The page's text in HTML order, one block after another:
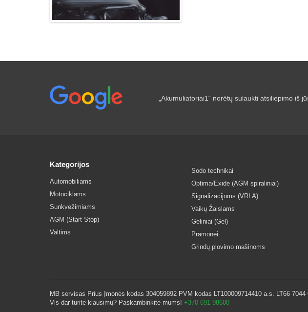
„Akumuliatoriai1“ norėtų sulaukti atsiliepimo iš
Kategorijos
Automobiliams
Motociklams
Sunkvežimiams
AGM (Start-Stop)
Valtims
Sodo technikai
Optima/Exide (AGM spiraliniai)
Signalizacijoms (VRLA)
Vaikų Žaislams
Geliniai (Gel)
Pramonei
Grindų plovimo mašinoms
MB servisas Prius Įmonės kodas 304059892 PVM kodas LT100009714410 a.s. LT66
Vis dar turite klausimų? Paskambinkite mums! +370-691-98600